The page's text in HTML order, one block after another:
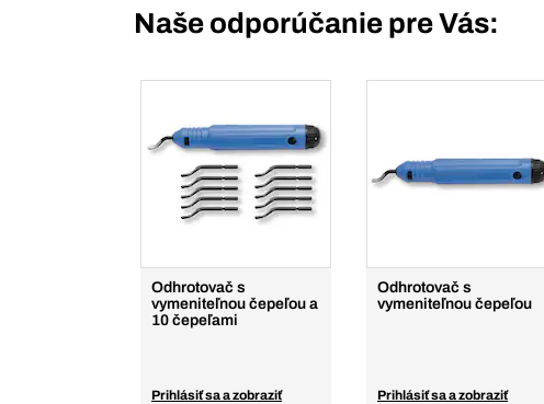
Naše odporúčanie pre Vás:
Odhrotovač s
vymeniteľnou čepeľou a
10 čepeľami
Prihlásiť sa a zobraziť
Odhrotovač s
vymeniteľnou čepeľou
Prihlásiť sa a zobraziť